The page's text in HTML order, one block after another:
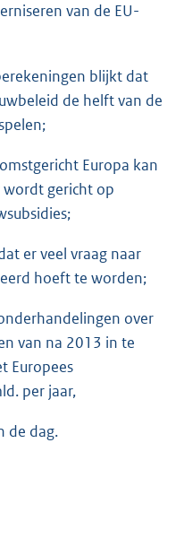
van de EU-
blijkt dat
de helft van de
Europa kan
gericht op
er veel vraag naar
hoeft te worden;
over
van na 2013 in te
Europees
per jaar,
de dag.